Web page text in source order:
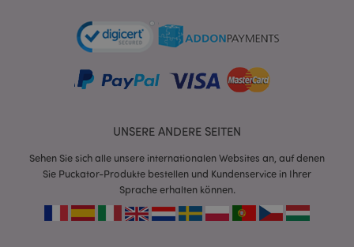
UNSERE ANDERE SEITEN
Sehen Sie sich alle unsere internationalen Websites an, auf denen
Sie Puckator-Produkte bestellen und Kundenservice in Ihrer
Sprache erhalten können.
mage-messages
Adobe Inc.
mage-cache-sessid
Adobe Inc.